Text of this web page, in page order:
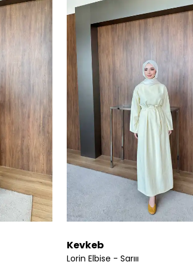
Kevkeb
Lorin Elbise - Sarııı